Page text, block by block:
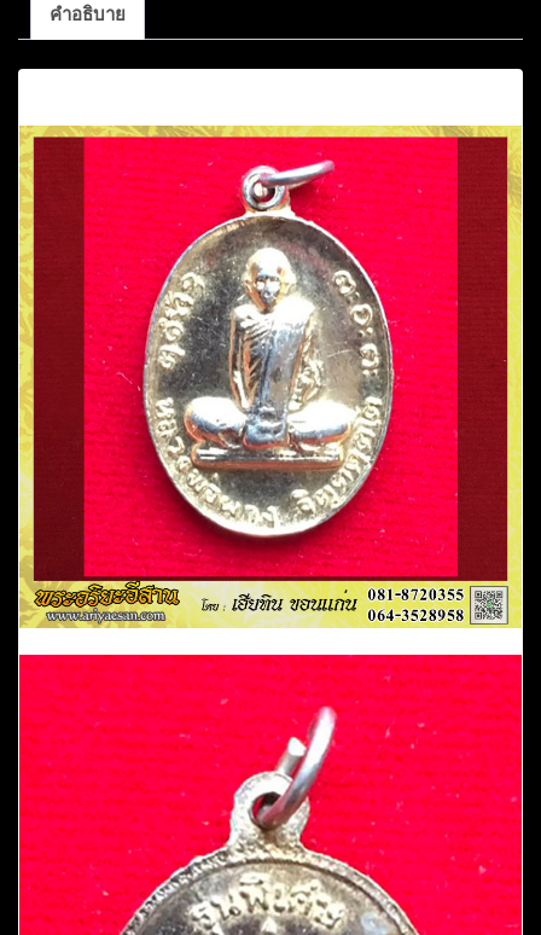
พิเศษ
2519
กะไหล่
ทอง
วัด
อุดม
คงคา
คีรี
เขต
จ.ขอนแก่น
ชิ้น
คำอธิบาย